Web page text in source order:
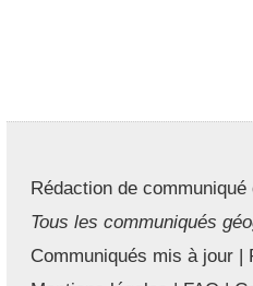
Rédaction de
Tous les communiqués
Communiqués mis à jour |